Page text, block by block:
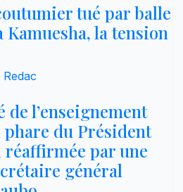
tué par balle
la tension
Redac
l’enseignement
du Président
par une
général